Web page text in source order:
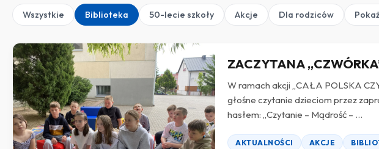
Wszystkie Biblioteka 50-lecie szkoły Akcje Dla rodziców
ZACZYTANA
W ramach akcji „CAŁA POLSKA
głośne czytanie dzieciom przez
hasłem: „Czytanie – Mądrość – ...
AKTUALNOŚCI AKCJE